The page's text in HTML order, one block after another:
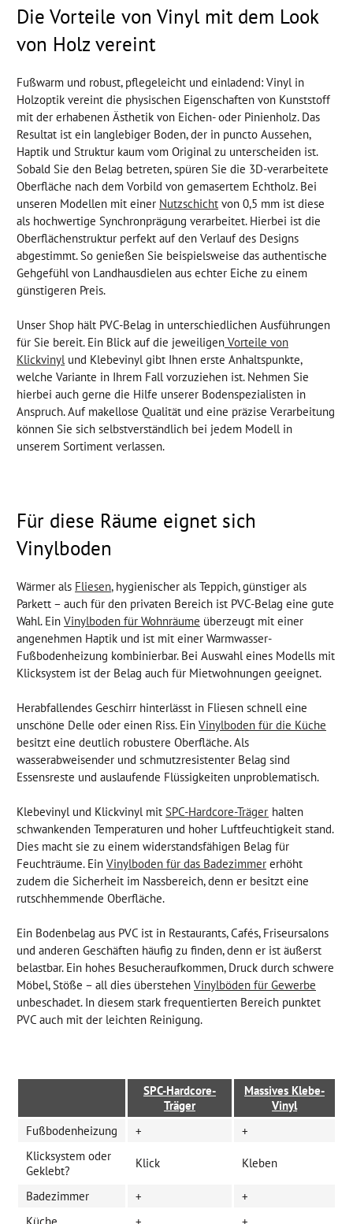
Die Vorteile von Vinyl mit dem Look
von Holz vereint
Fußwarm und robust, pflegeleicht und einladend: Vinyl in
Holzoptik vereint die physischen Eigenschaften von Kunststoff
mit der erhabenen Ästhetik von Eichen- oder Pinienholz. Das
Resultat ist ein langlebiger Boden, der in puncto Aussehen,
Haptik und Struktur kaum vom Original zu unterscheiden ist.
Sobald Sie den Belag betreten, spüren Sie die 3D-verarbeitete
Oberfläche nach dem Vorbild von gemasertem Echtholz. Bei
unseren Modellen mit einer Nutzschicht von 0,5 mm ist diese
als hochwertige Synchronprägung verarbeitet. Hierbei ist die
Oberflächenstruktur perfekt auf den Verlauf des Designs
abgestimmt. So genießen Sie beispielsweise das authentische
Gehgefühl von Landhausdielen aus echter Eiche zu einem
günstigeren Preis.
Unser Shop hält PVC-Belag in unterschiedlichen Ausführungen
für Sie bereit. Ein Blick auf die jeweiligen Vorteile von
Klickvinylund Klebevinyl gibt Ihnen erste Anhaltspunkte,
welche Variante in Ihrem Fall vorzuziehen ist. Nehmen Sie
hierbei auch gerne die Hilfe unserer Bodenspezialisten in
Anspruch. Auf makellose Qualität und eine präzise Verarbeitung
können Sie sich selbstverständlich bei jedem Modell in
unserem Sortiment verlassen.
Für diese Räume eignet sich
Vinylboden
Wärmer als Fliesen, hygienischer als Teppich, günstiger als
Parkett – auch für den privaten Bereich ist PVC-Belag eine gute
Wahl. Ein Vinylboden für Wohnräume überzeugt mit einer
angenehmen Haptik und ist mit einer Warmwasser-
Fußbodenheizung kombinierbar. Bei Auswahl eines Modells mit
Klicksystem ist der Belag auch für Mietwohnungen geeignet.
Herabfallendes Geschirr hinterlässt in Fliesen schnell eine
unschöne Delle oder einen Riss. Ein Vinylboden für die Küche
besitzt eine deutlich robustere Oberfläche. Als
wasserabweisender und schmutzresistenter Belag sind
Essensreste und auslaufende Flüssigkeiten unproblematisch.
Klebevinyl und Klickvinyl mit SPC-Hardcore-Träger halten
schwankenden Temperaturen und hoher Luftfeuchtigkeit stand.
Dies macht sie zu einem widerstandsfähigen Belag für
Feuchträume. Ein Vinylboden für das Badezimmer erhöht
zudem die Sicherheit im Nassbereich, denn er besitzt eine
rutschhemmende Oberfläche.
Ein Bodenbelag aus PVC ist in Restaurants, Cafés, Friseursalons
und anderen Geschäften häufig zu finden, denn er ist äußerst
belastbar. Ein hohes Besucheraufkommen, Druck durch schwere
Möbel, Stöße – all dies überstehen Vinylböden für Gewerbe
unbeschadet. In diesem stark frequentierten Bereich punktet
PVC auch mit der leichten Reinigung.
SPC-Hardcore-
Träger
Massives Klebe-
Vinyl
Fußbodenheizung
+
+
Klicksystem oder
Geklebt?
Klick Kleben
Badezimmer +
+